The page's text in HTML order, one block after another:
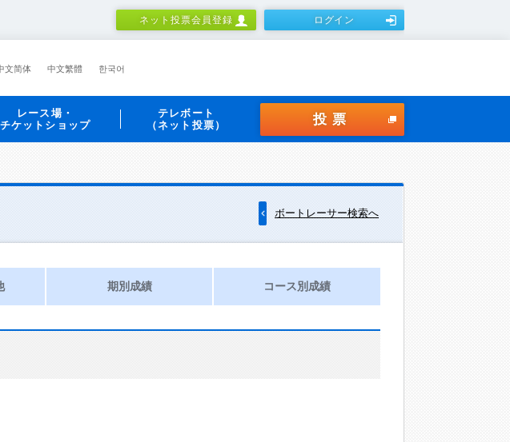
ネット投票会員登録 ログイン
文简体 中文繁體 한국어
レース場・
チケットショップ
テレボート
（ネット投票）
投票
ボートレーサー検索へ
期別成績 コース別成績